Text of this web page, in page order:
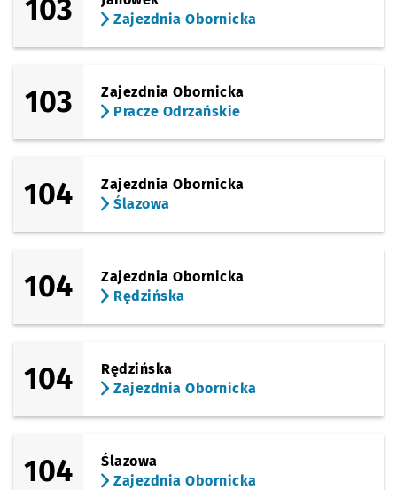
103
Zajezdnia Obornicka
103
Zajezdnia Obornicka
Pracze Odrzańskie
104
Zajezdnia Obornicka
Ślazowa
104
Zajezdnia Obornicka
Rędzińska
104
Rędzińska
Zajezdnia Obornicka
104
Ślazowa
Zajezdnia Obornicka